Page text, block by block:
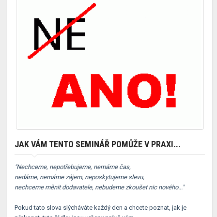
JAK VÁM TENTO SEMINÁŘ POMŮŽE V PRAXI...
"Nechceme, nepotřebujeme, nemáme čas,
nedáme, nemáme zájem, neposkytujeme slevu,
nechceme měnit dodavatele, nebudeme zkoušet nic nového..."
Pokud tato slova slýcháváte každý den a chcete poznat, jak je